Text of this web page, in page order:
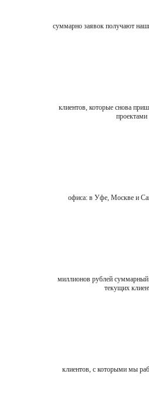
суммарно заявок получают
клиентов, которые снова
проектами
офиса: в Уфе, Москве и
миллионов рублей
текущих
клиентов, с которыми мы